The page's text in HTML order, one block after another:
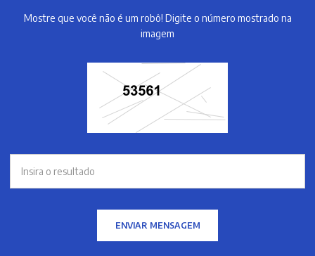
Mostre que você não é um robô! Digite o número mostrado na
imagem
ENVIAR MENSAGEM